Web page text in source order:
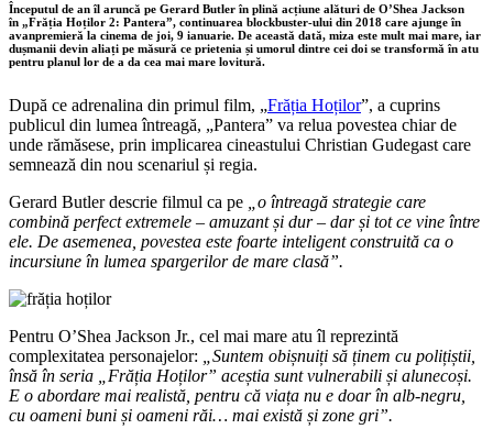
Începutul de an îl aruncă pe Gerard Butler în plină acțiune alături de O’Shea Jackson
în „Frăția Hoților 2: Pantera”, continuarea blockbuster-ului din 2018 care ajunge în
avanpremieră la cinema de joi, 9 ianuarie. De această dată, miza este mult mai mare, iar
dușmanii devin aliați pe măsură ce prietenia și umorul dintre cei doi se transformă în atu
pentru planul lor de a da cea mai mare lovitură.
După ce adrenalina din primul film, „Frăția Hoților”, a cuprins
publicul din lumea întreagă, „Pantera” va relua povestea chiar de
unde rămăsese, prin implicarea cineastului Christian Gudegast care
semnează din nou scenariul și regia.
Gerard Butler descrie filmul ca pe „o întreagă strategie care
combină perfect extremele – amuzant și dur – dar și tot ce vine între
ele. De asemenea, povestea este foarte inteligent construită ca o
incursiune în lumea spargerilor de mare clasă”.
Pentru O’Shea Jackson Jr., cel mai mare atu îl reprezintă
complexitatea personajelor:
„Suntem obișnuiți să ținem cu polițiștii,
însă în seria „Frăția Hoților” aceștia sunt vulnerabili și alunecoși.
E o abordare mai realistă, pentru că viața nu e doar în alb-negru,
cu oameni buni și oameni răi… mai există și zone gri”.